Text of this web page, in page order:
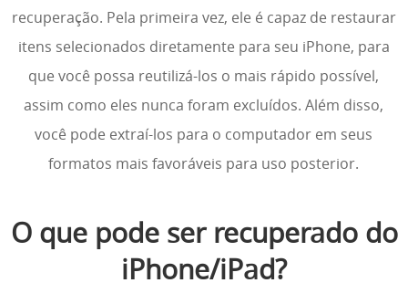
recuperação. Pela primeira vez, ele é capaz de restaurar
itens selecionados diretamente para seu iPhone, para
que você possa reutilizá-los o mais rápido possível,
assim como eles nunca foram excluídos. Além disso,
você pode extraí-los para o computador em seus
formatos mais favoráveis para uso posterior.
O que pode ser recuperado do
iPhone/iPad?